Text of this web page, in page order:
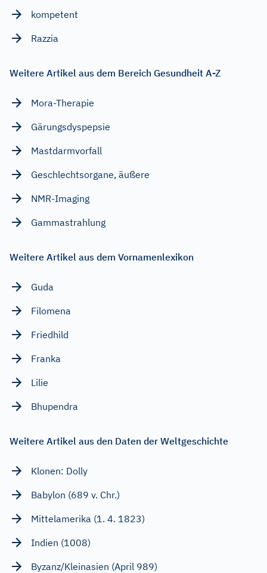
kompetent
Razzia
Weitere Artikel aus dem Bereich Gesundheit A-Z
Mora-Therapie
Gärungsdyspepsie
Mastdarmvorfall
Geschlechtsorgane, äußere
NMR-Imaging
Gammastrahlung
Weitere Artikel aus dem Vornamenlexikon
Guda
Filomena
Friedhild
Franka
Lilie
Bhupendra
Weitere Artikel aus den Daten der Weltgeschichte
Klonen: Dolly
Babylon (689 v. Chr.)
Mittelamerika (1. 4. 1823)
Indien (1008)
Byzanz/Kleinasien (April 989)